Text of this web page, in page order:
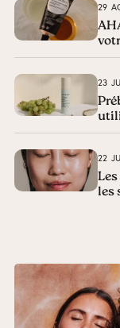
29
23
22
les